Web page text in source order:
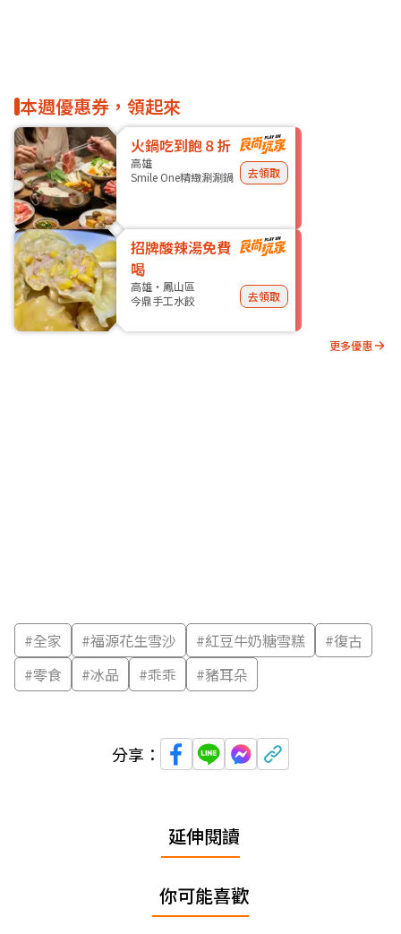
本週優惠券，領起來
火鍋吃到飽８折
高雄
Smile One精緻涮涮鍋
去領取
招牌酸辣湯免費
喝
高雄・鳳山區
今鼎手工水餃
去領取
更多優惠
#全家 #福源花生雪沙 #紅豆牛奶糖雪糕 #復古
#零食 #冰品 #乖乖 #豬耳朵
分享：
延伸閱讀
你可能喜歡